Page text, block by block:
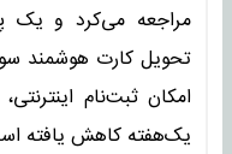
مراجعه می‌کرد و یک
تحویل کارت هوشمند
امکان ثبت‌نام
یک‌هفته کاهش یافته